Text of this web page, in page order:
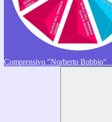
Comprensivo "Norberto Bobbio"